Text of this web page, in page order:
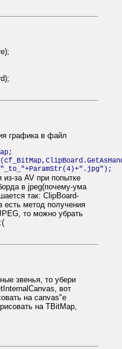
графика в файл
из-за AV при попытке
в jpeg(почему-ума
так: ClipBoard-
метод получения
то можно убрать
звенья, то убери
вот
на canvas"е
на TBitMap,